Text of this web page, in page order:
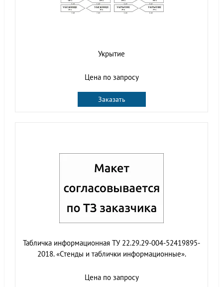
Укрытие
Цена по запросу
Заказать
Табличка информационная ТУ 22.29.29-004-52419895-
2018. «Стенды и таблички информационные».
Цена по запросу